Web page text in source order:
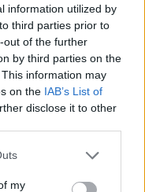
information utilized by
third parties prior to
out of the further
by third parties on the
information may
on the IAB’s List of
disclose it to other
my
égett le: több
a pusztító
Nyugat-